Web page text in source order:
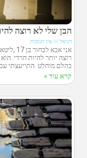
הבן שלי לא רוצה
דניאל אין תגובות
אני
רוצה יותר להיות חרדי.
בהלם מוחלט .התייעצתי
קרא עוד »